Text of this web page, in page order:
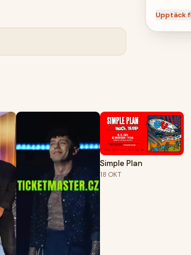
Upptäck
Simple Plan
18 OKT